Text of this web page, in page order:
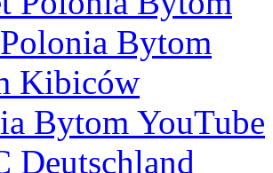
Bytom
Kibiców
Bytom YouTube
Deutschland